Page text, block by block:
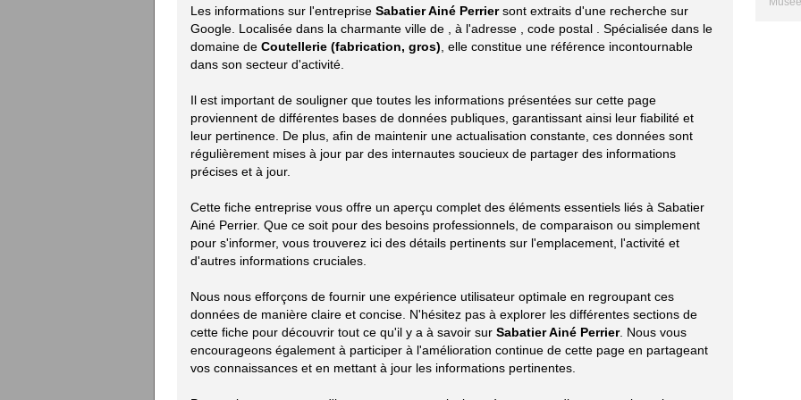
Les informations sur l'entreprise Sabatier Ainé Perriersont extraits d'une recherche sur
Google. Localisée dans la charmante ville de
, à l'adresse , code postal
. Spécialisée dans le
domaine de Coutellerie (fabrication, gros) , elle constitue une référence incontournable
dans son secteur d'activité.
Il est important de souligner que toutes les informations présentées sur cette page
proviennent de différentes bases de données publiques, garantissant ainsi leur fiabilité et
leur pertinence. De plus, afin de maintenir une actualisation constante, ces données sont
régulièrement mises à jour par des internautes soucieux de partager des informations
précises et à jour.
Cette fiche entreprise vous offre un aperçu complet des éléments essentiels liés à Sabatier
Ainé Perrier. Que ce soit pour des besoins professionnels, de comparaison ou simplement
pour s'informer, vous trouverez ici des détails pertinents sur l'emplacement, l'activité et
d'autres informations cruciales.
Nous nous efforçons de fournir une expérience utilisateur optimale en regroupant ces
données de manière claire et concise. N'hésitez pas à explorer les différentes sections de
cette fiche pour découvrir tout ce qu'il y a à savoir sur Sabatier Ainé Perrier. Nous vous
encourageons également à participer à l'amélioration continue de cette page en partageant
vos connaissances et en mettant à jour les informations pertinentes.